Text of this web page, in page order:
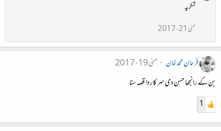
شکریہ
مئی 21، 2017
فرحان محمد خان
مئی 19، 2017
بن کے رانجھا حسن دی سرکار دا قصہ سنا
1